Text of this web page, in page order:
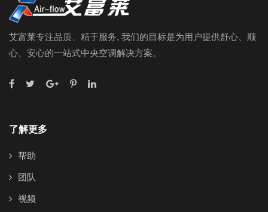
艾富莱专注品质、精于服务, 我们的目标是为用户提供舒心、顺
心、安心的一站式中央空调解决方案。
了解更多
帮助
团队
视频